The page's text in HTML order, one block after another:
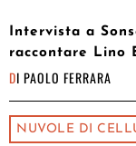
Intervista a
raccontare Lino
DI PAOLO FERRARA
NUVOLE DI